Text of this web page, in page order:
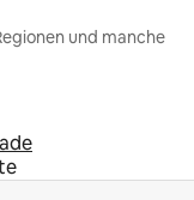
und manche